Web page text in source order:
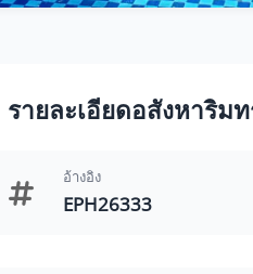
รายละเอียดอสังหาริม
อ้างอิง
EPH26333